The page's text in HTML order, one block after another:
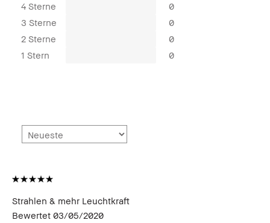
4 Sterne
0
3 Sterne
0
2 Sterne
0
1 Stern
0
Strahlen & mehr Leuchtkraft
Bewertet 03/05/2020